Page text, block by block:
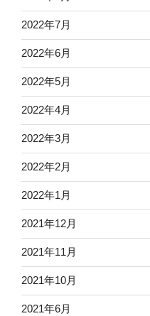
2022年7月
2022年6月
2022年5月
2022年4月
2022年3月
2022年2月
2022年1月
2021年12月
2021年11月
2021年10月
2021年6月